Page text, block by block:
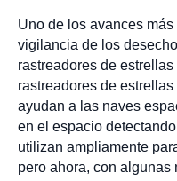
Uno de los avances
vigilancia de los
rastreadores de
rastreadores de
ayudan a las naves
en el espacio
utilizan ampliamente
pero ahora, con